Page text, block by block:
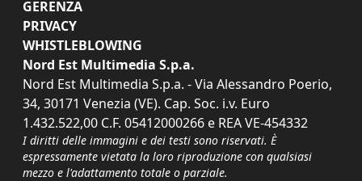
GERENZA
PRIVACY
WHISTLEBLOWING
Nord Est Multimedia S.p.a.
Nord Est Multimedia S.p.a. - Via Alessandro Poerio,
34, 30171 Venezia (VE). Cap. Soc. i.v. Euro
1.432.522,00 C.F. 05412000266 e REA VE-454332
I diritti delle immagini e dei testi sono riservati. È
espressamente vietata la loro riproduzione con qualsiasi
mezzo e l'adattamento totale o parziale.